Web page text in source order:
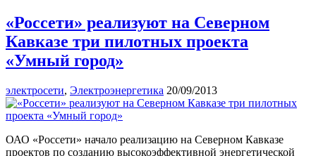
«Россети» реализуют на Северном
Кавказе три пилотных проекта
«Умный город»
электросети, Электроэнергетика 20/09/2013
ОАО «Россети» начало реализацию на Северном Кавказе
проектов по созданию высокоэффективной энергетической